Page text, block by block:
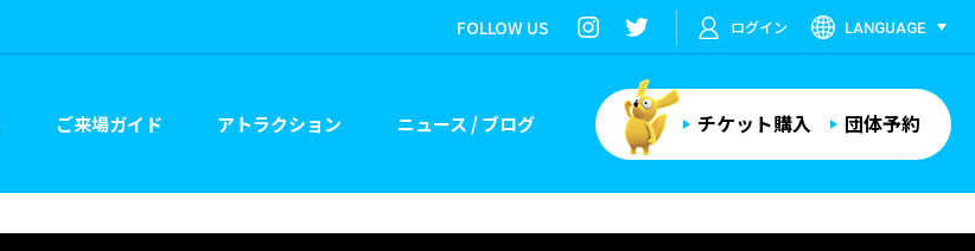
FOLLOW US ログイン LANGUAGE
ご来場ガイド アトラクション ニュース / ブログ チケット購入 団体予約